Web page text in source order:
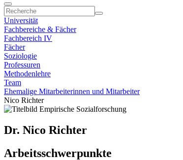
Universität
Fachbereiche & Fächer
Fachbereich IV
Fächer
Soziologie
Professuren
Methodenlehre
Team
Ehemalige Mitarbeiterinnen und Mitarbeiter
Nico Richter
Dr. Nico Richter
Arbeitsschwerpunkte